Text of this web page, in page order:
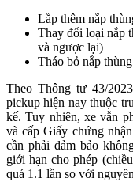
Lắp thêm nắp
Thay đổi loại nắp
và ngược lại)
Tháo bỏ nắp
Theo Thông tư 43/
pickup hiện nay thuộc
kế. Tuy nhiên, xe vẫn
và cấp Giấy chứng
cần phải đảm bảo
giới hạn cho phép
quá 1.1 lần so với